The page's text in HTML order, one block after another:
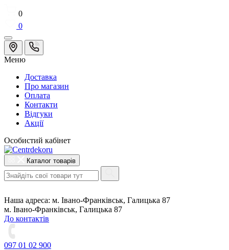
0
0
Меню
Доставка
Про магазин
Оплата
Контакти
Відгуки
Акції
Особистий кабінет
Каталог товарів
Наша адреса: м. Івано-Франківськ, Галицька 87
м. Івано-Франківськ, Галицька 87
До контактів
097 01 02 900